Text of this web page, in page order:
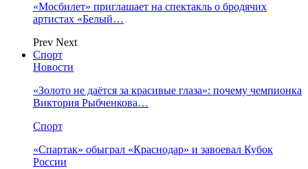
«Мосбилет» приглашает на спектакль о бродячих
артистах «Белый…
Prev Next
Спорт
Новости
«Золото не даётся за красивые глаза»: почему чемпионка
Виктория Рыбченкова…
Спорт
«Спартак» обыграл «Краснодар» и завоевал Кубок
России